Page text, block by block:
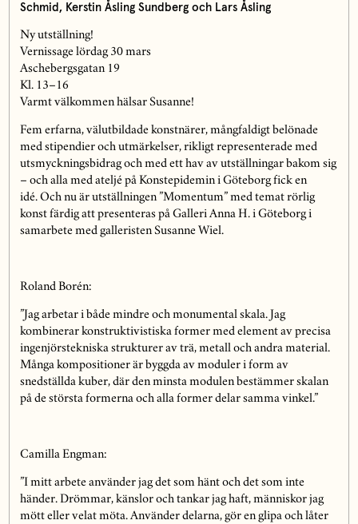
Schmid, Kerstin Åsling Sundberg och Lars Åsling
Ny utställning!
Vernissage lördag 30 mars
Aschebergsgatan 19
Kl. 13–16
Varmt välkommen hälsar Susanne!
Fem erfarna, välutbildade konstnärer, mångfaldigt belönade
med stipendier och utmärkelser, rikligt representerade med
utsmyckningsbidrag och med ett hav av utställningar bakom sig
– och alla med ateljé på Konstepidemin i Göteborgfick en
idé. Och nu är utställningen”Momentum” med temat rörlig
konst färdig att presenteraspå Galleri Anna H. i Göteborg i
samarbete med galleristen Susanne Wiel.
Roland Borén:
”Jag arbetar i både mindre och monumental skala. Jag
kombinerar konstruktivistiska former med element av precisa
ingenjörstekniska strukturer av trä, metall och andramaterial.
Många kompositioner är byggda av moduler i form av
snedställda kuber, där den minsta modulen bestämmer skalan
på de största formerna och alla former delar samma vinkel.”
Camilla Engman:
”I mitt arbete använder jag det som hänt och det som inte
händer. Drömmar, känslor och tankar jag haft, människor jag
mött eller velat möta. Använder delarna, gör en glipa och låter